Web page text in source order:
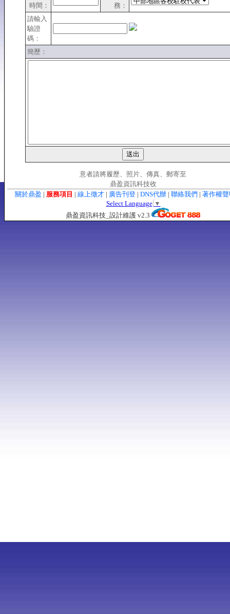
時間：
務：
請輸入
驗證
碼：
簡歷：
意者請將履歷、照片、傳真、郵寄至
鼎盈資訊科技收
關於鼎盈 | 服務項目 | 線上徵才 | 廣告刊登 | DNS代辦 | 聯絡我們 | 著作
Select Language ▼
鼎盈資訊科技_設計維護 v2.3